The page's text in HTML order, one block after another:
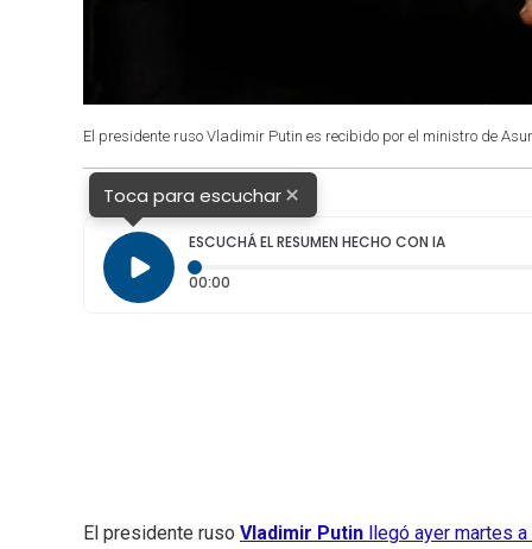
El presidente ruso Vladimir Putin es recibido por el ministro de
Toca para escuchar×
ESCUCHÁ EL RESUMEN HECHO CON IA
00:00
El presidente ruso Vladimir Putin llegó ayer martes a